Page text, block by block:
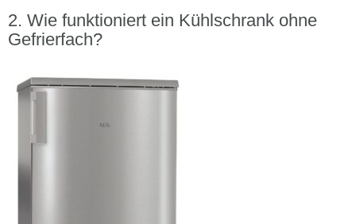
Wie funktioniert ein Kühlschrank ohne
Gefrierfach?